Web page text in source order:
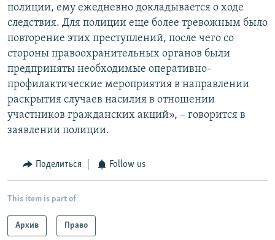
полиции, ему ежедневно докладывается о ходе
следствия. Для полиции еще более тревожным было
повторение этих преступлений, после чего со
стороны правоохранительных органов были
предприняты необходимые оперативно-
профилактические мероприятия в направлении
раскрытия случаев насилия в отношении
участников гражданских акций», – говорится в
заявлении полиции.
Поделиться Follow us
This item is part of
Архив Право